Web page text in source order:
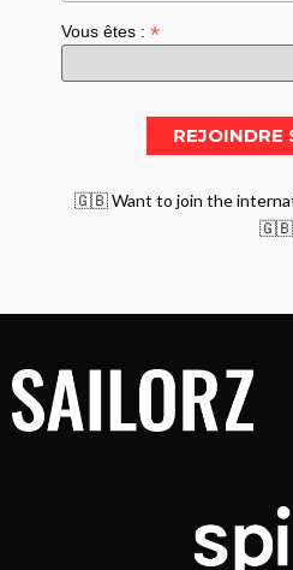
Vous êtes :*
🇬🇧 Want to join the
🇬🇧